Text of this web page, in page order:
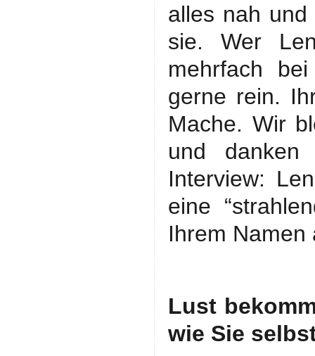
alles nah
sie. Wer
mehrfach
gerne rein.
Mache. Wir
und danken
Interview:
eine
Ihrem Namen
Lust
wie Sie